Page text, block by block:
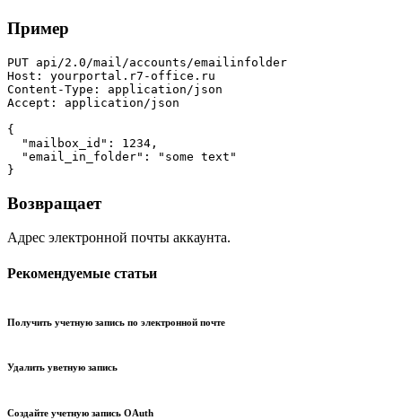
Пример
PUT api/2.0/mail/accounts/emailinfolder
Host: yourportal.r7-office.ru
Content-Type: application/json
Accept: application/json
{
  "mailbox_id": 1234,
  "email_in_folder": "some text"
}
Возвращает
Адрес электронной почты аккаунта.
Рекомендуемые статьи
Получить учетную запись по электронной почте
Удалить уветную запись
Создайте учетную запись OAuth